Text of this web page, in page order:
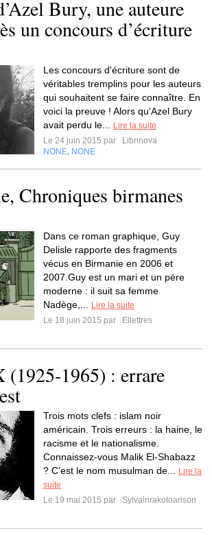
Bury, une auteure
un concours d’écriture
Les concours d'écriture sont de
véritables tremplins pour les auteurs
qui souhaitent se faire connaître. En
voici la preuve ! Alors qu'Azel Bury
avait perdu le...
Lire la suite
Le 24 juin 2015 par
Librinova
NONE NONE
Chroniques birmanes
Dans ce roman graphique, Guy
Delisle rapporte des fragments
vécus en Birmanie en 2006 et
2007.Guy est un mari et un père
moderne : il suit sa femme
Nadège,...
Lire la suite
Le 18 juin 2015 par
Ellettres
1965) : errare
Trois mots clefs : islam noir
américain. Trois erreurs : la haine, le
racisme et le nationalisme.
Connaissez-vous Malik El-Shabazz
? C’est le nom musulman de...
Lire la
suite
Le 19 mai 2015 par
Sylvainrakotoarison